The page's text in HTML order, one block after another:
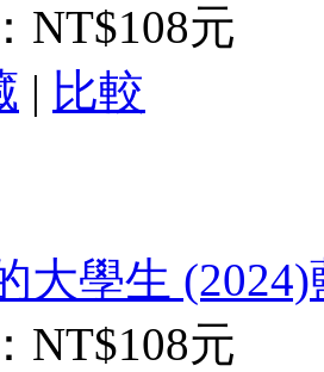
NT$108元
| 比較
大學生 (2024)
NT$108元